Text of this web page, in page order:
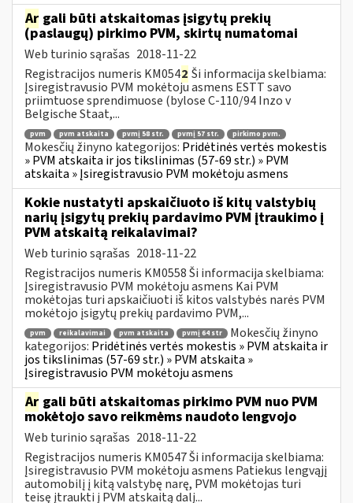
Ar gali būti atskaitomas įsigytų prekių
(paslaugų) pirkimo PVM, skirtų numatomai
Web turinio sąrašas 2018-11-22
Registracijos numeris KM0542 Ši informacija skelbiama:
Įsiregistravusio PVM mokėtoju asmens ESTT savo
priimtuose sprendimuose (bylose C-110/94 Inzo v
Belgische Staat,...
pvm pvm atskaita pvmį 58 str. pvmį 57 str. pirkimo pvm.
Mokesčių žinyno kategorijos: Pridėtinės vertės mokestis
» PVM atskaita ir jos tikslinimas (57-69 str.) » PVM
atskaita » Įsiregistravusio PVM mokėtoju asmens
Kokie nustatyti apskaičiuoto iš kitų valstybių
narių įsigytų prekių pardavimo PVM įtraukimo į
PVM atskaitą reikalavimai?
Web turinio sąrašas 2018-11-22
Registracijos numeris KM0558 Ši informacija skelbiama:
Įsiregistravusio PVM mokėtoju asmens Kai PVM
mokėtojas turi apskaičiuoti iš kitos valstybės narės PVM
mokėtojo įsigytų prekių pardavimo PVM,...
pvm reikalavimai pvm atskaita pvmį 64 str
Mokesčių žinyno
kategorijos: Pridėtinės vertės mokestis » PVM atskaita ir
jos tikslinimas (57-69 str.) » PVM atskaita »
Įsiregistravusio PVM mokėtoju asmens
Ar gali būti atskaitomas pirkimo PVM nuo PVM
mokėtojo savo reikmėms naudoto lengvojo
Web turinio sąrašas 2018-11-22
Registracijos numeris KM0547 Ši informacija skelbiama:
Įsiregistravusio PVM mokėtoju asmens Patiekus lengvąjį
automobilį į kitą valstybę narę, PVM mokėtojas turi
teisę įtraukti į PVM atskaitą dalį...